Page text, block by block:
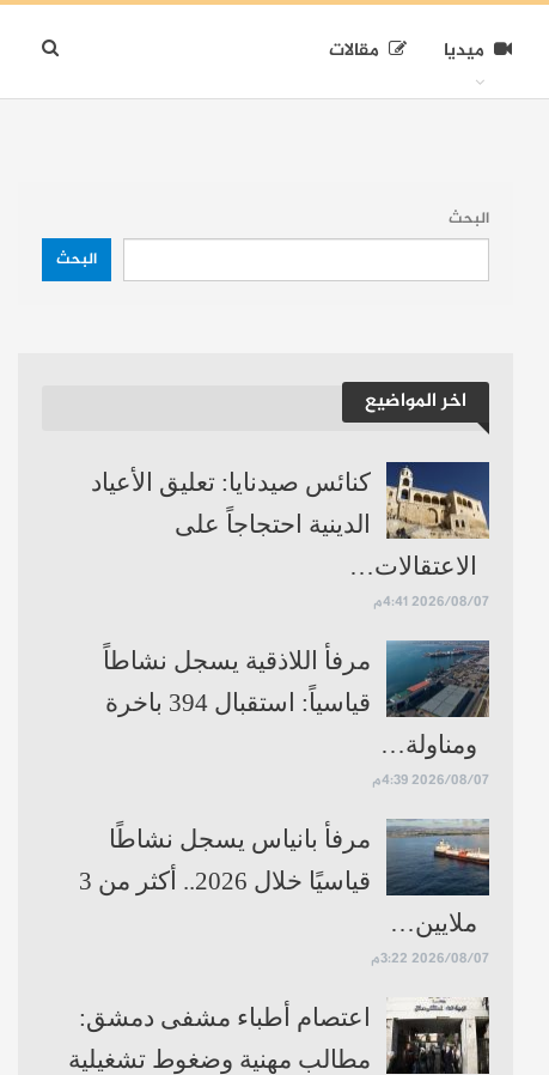
ميديا مقالات
البحث
البحث
اخر المواضيع
كنائس صيدنايا: تعليق الأعياد
الدينية احتجاجاً على
الاعتقالات…
2026/08/07 4:41م
مرفأ اللاذقية يسجل نشاطاً
قياسياً: استقبال 394 باخرة
ومناولة…
2026/08/07 4:39م
مرفأ بانياس يسجل نشاطًا
قياسيًا خلال 2026.. أكثر من 3
ملايين…
2026/08/07 3:22م
اعتصام أطباء مشفى دمشق:
مطالب مهنية وضغوط تشغيلية